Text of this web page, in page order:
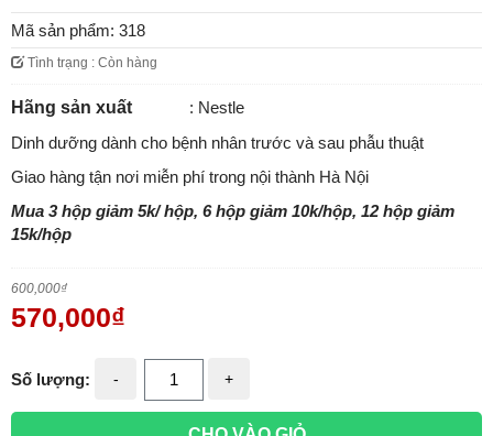
Mã sản phẩm: 318
Tình trạng : Còn hàng
Hãng sản xuất
: Nestle
Dinh dưỡng dành cho bệnh nhân trước và sau phẫu thuật
Giao hàng tận nơi miễn phí trong nội thành Hà Nội
Mua 3 hộp giảm 5k/ hộp, 6 hộp giảm 10k/hộp, 12 hộp giảm
15k/hộp
600,000₫
570,000₫
Số lượng: - +